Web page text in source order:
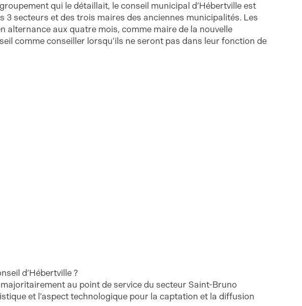
qui le détaillait, le conseil municipal d’Hébertville est
3 secteurs et des trois maires des anciennes municipalités. Les
alternance aux quatre mois, comme maire de la nouvelle
comme conseiller lorsqu’ils ne seront pas dans leur fonction de
d’Hébertville ?
au point de service du secteur Saint-Bruno
et l’aspect technologique pour la captation et la diffusion